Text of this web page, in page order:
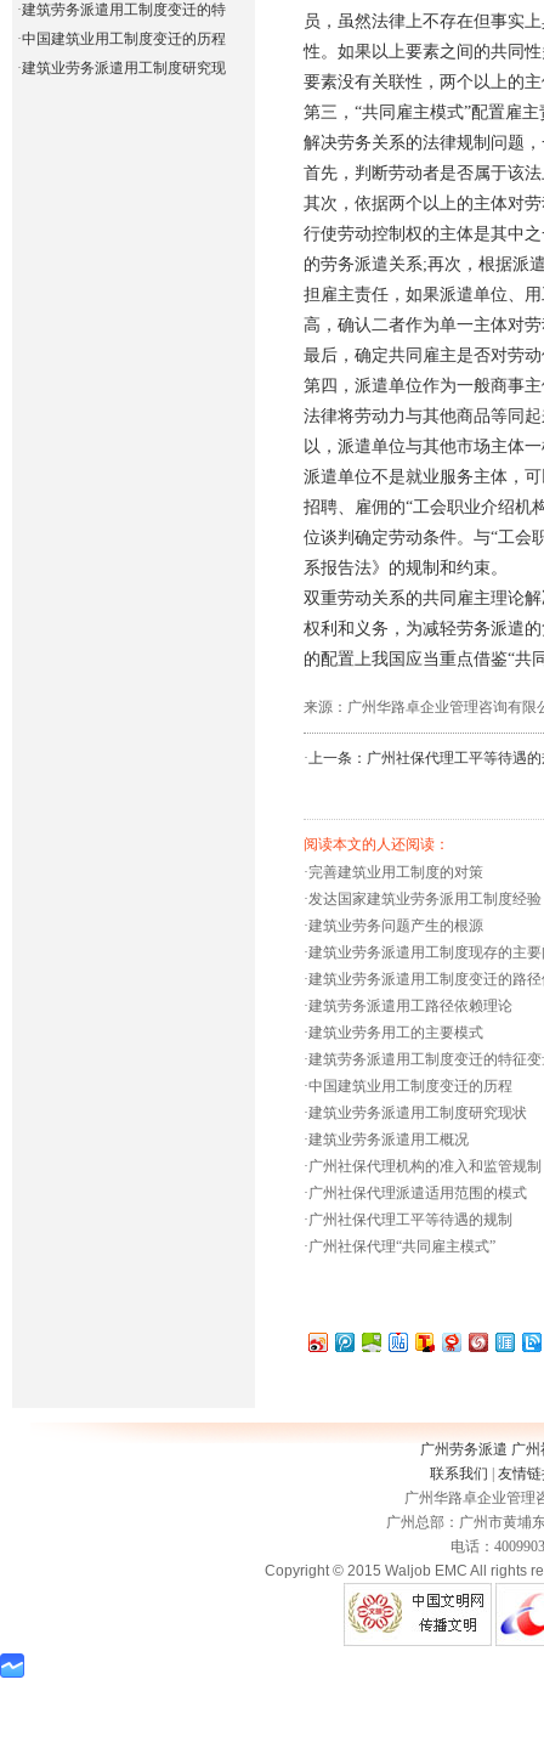
·建筑劳务派遣用工制度变迁的特
·中国建筑业用工制度变迁的历程
·建筑业劳务派遣用工制度研究现
员，虽然法律上不存在但事实
性。如果以上要素之间的共同
要素没有关联性，两个以上的
第三，“共同雇主模式”配置雇
解决劳务关系的法律规制问题
首先，判断劳动者是否属于该
其次，依据两个以上的主体对
行使劳动控制权的主体是其中
的劳务派遣关系;再次，根据派
担雇主责任，如果派遣单位、
高，确认二者作为单一主体对
最后，确定共同雇主是否对劳
第四，派遣单位作为一般商事
法律将劳动力与其他商品等同
以，派遣单位与其他市场主体
派遣单位不是就业服务主体，
招聘、雇佣的“工会职业介绍机
位谈判确定劳动条件。与“工会
系报告法》的规制和约束。
双重劳动关系的共同雇主理论
权利和义务，为减轻劳务派遣
的配置上我国应当重点借鉴“共
来源：广州华路卓企业管理咨询有限
·上一条：广州社保代理工平等待遇
阅读本文的人还阅读：
·完善建筑业用工制度的对策
·发达国家建筑业劳务派用工制度经验
·建筑业劳务问题产生的根源
·建筑业劳务派遣用工制度现存的主
·建筑业劳务派遣用工制度变迁的路
·建筑劳务派遣用工路径依赖理论
·建筑业劳务用工的主要模式
·建筑劳务派遣用工制度变迁的特征
·中国建筑业用工制度变迁的历程
·建筑业劳务派遣用工制度研究现状
·建筑业劳务派遣用工概况
·广州社保代理机构的准入和监管规制
·广州社保代理派遣适用范围的模式
·广州社保代理工平等待遇的规制
·广州社保代理“共同雇主模式”
广州劳务派遣 广
联系我们
友情
广州华路卓企业管理
广州总部：广州市黄埔
电话：
Copyright © 2015 Waljob EMC All rights